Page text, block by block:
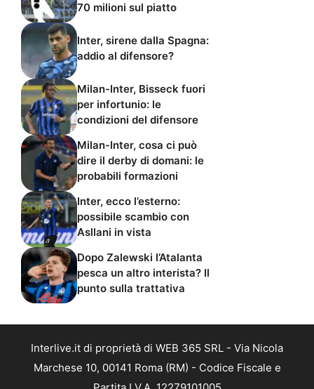
70 milioni sul piatto
Inter, sirene dalla Spagna:
addio al difensore?
Milan-Inter, Bisseck fuori
per infortunio: le
condizioni del difensore
Milan-Inter, cosa ci può
dire il derby di domani: le
probabili formazioni
Inter, ecco l’esterno:
possibile scambio con
Asllani in vista
Dopo Zalewski l’Atalanta
pesca un altro interista? Il
punto sulla trattativa
Interlive.it di proprietà di WEB 365 SRL - Via Nicola
Marchese 10, 00141 Roma (RM) - Codice Fiscale e